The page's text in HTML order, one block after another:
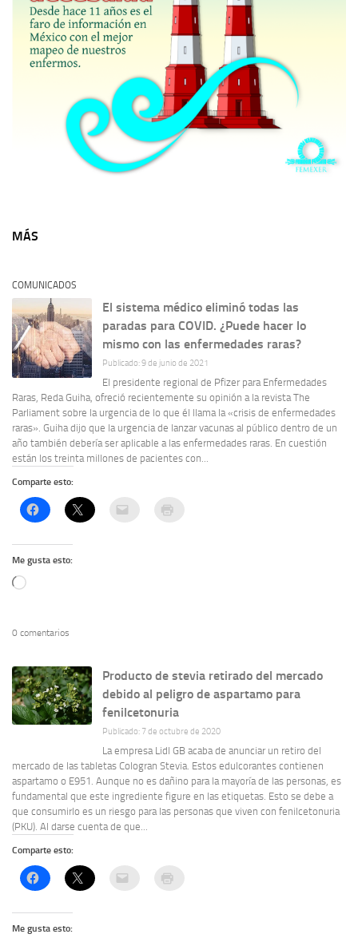
MÁS
COMUNICADOS
El sistema médico eliminó todas las
paradas para COVID. ¿Puede hacer lo
mismo con las enfermedades raras?
Publicado: 9 de junio de 2021
El presidente regional de Pfizer para Enfermedades
Raras, Reda Guiha, ofreció recientemente su opinión a la revista The
Parliament sobre la urgencia de lo que él llama la «crisis de enfermedades
raras». Guiha dijo que la urgencia de lanzar vacunas al público dentro de un
año también debería ser aplicable a las enfermedades raras. En cuestión
están los treinta millones de pacientes con...
Comparte esto:
Me gusta esto:
Cargando...
0 comentarios
Producto de stevia retirado del mercado
debido al peligro de aspartamo para
fenilcetonuria
Publicado: 7 de octubre de 2020
La empresa Lidl GB acaba de anunciar un retiro del
mercado de las tabletas Cologran Stevia. Estos edulcorantes contienen
aspartamo o E951. Aunque no es dañino para la mayoría de las personas, es
fundamental que este ingrediente figure en las etiquetas. Esto se debe a
que consumirlo es un riesgo para las personas que viven con fenilcetonuria
(PKU). Al darse cuenta de que...
Comparte esto:
Me gusta esto: